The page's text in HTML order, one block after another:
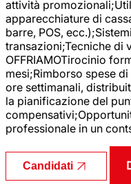
attività
apparecchiature di
barre, POS,
transazioni;Tecniche di
OFFRIAMOTirocinio
mesi;Rimborso spese
ore settimanali,
la pianificazione del
professionale in un
Candidati